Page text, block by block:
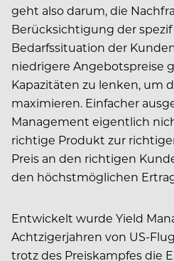
geht also darum, die
Berücksichtigung der
Bedarfssituation der
niedrigere Angebotspreise
Kapazitäten zu lenken, um
maximieren. Einfacher
Management eigentlich
richtige Produkt zur
Preis an den richtigen
den höchstmöglichen
Entwickelt wurde Yield
Achtzigerjahren von US-
trotz des Preiskampfes die